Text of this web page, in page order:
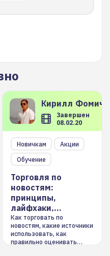
Кирилл
Завершен
08.02.20
Новичкам
Акции
Обучение
Торговля по
новостям:
принципы,
лайфхаки,
инструменты
Как торговать по
новостям, какие источники
использовать, как
правильно оценивать